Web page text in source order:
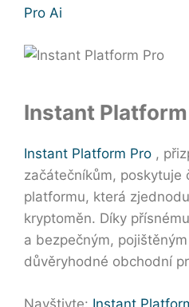
Pro Ai
Instant
Instant Platform Pro ,
začátečníkům, poskytuje
platformu, která
kryptoměn. Díky
a bezpečným,
důvěryhodné obchodní
Navštivte: Instant